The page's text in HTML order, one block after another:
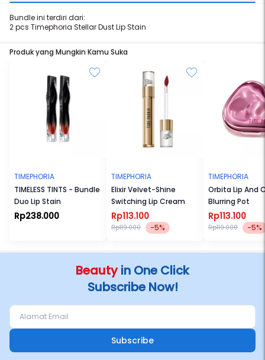
Bundle ini terdiri dari:
2 pcs Timephoria Stellar Dust Lip Stain
Produk yang Mungkin Kamu Suka
TIMEPHORIA
TIMELESS TINTS - Bundle
Duo Lip Stain
Rp238.000
TIMEPHORIA
Elixir Velvet-Shine
Switching Lip Cream
Rp113.100
Rp119.000 -5%
TIMEPHORIA
Orbita Lip And
Blurring Pot
Rp113.100
Rp119.000 -5%
Beautyin One Click
Subscribe Now!
Subscribe